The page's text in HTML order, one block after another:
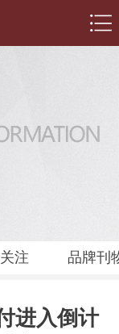
注 品牌刊
进入倒计